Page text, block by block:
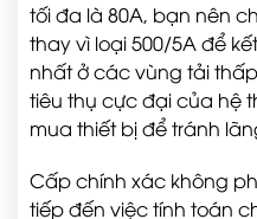
tối đa là 80A, bạn nên
thay vì loại 500/5A để
nhất ở các vùng tải
tiêu thụ cực đại của hệ
mua thiết bị để tránh
Cấp chính xác không
tiếp đến việc tính toán